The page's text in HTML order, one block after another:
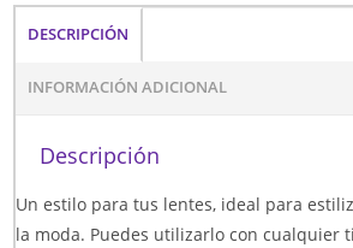
DESCRIPCIÓN
INFORMACIÓN ADICIONAL
Descripción
Un estilo para tus lentes, ideal para
la moda. Puedes utilizarlo con cualquier